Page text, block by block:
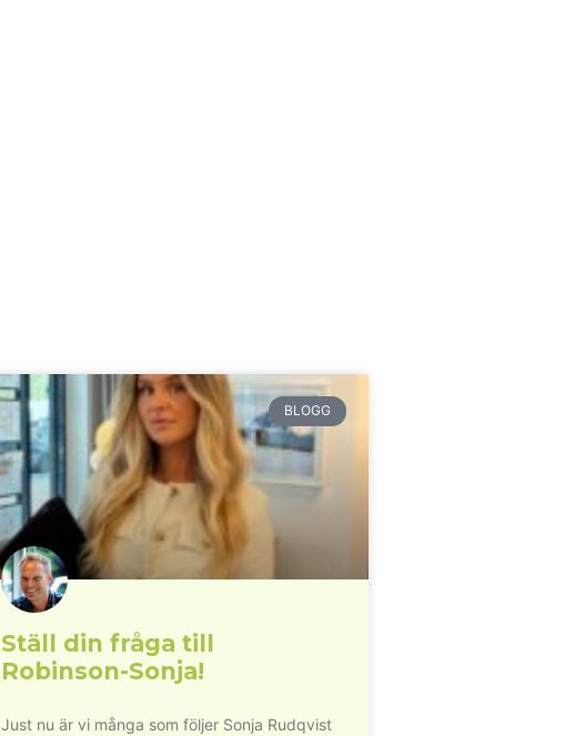
BLOGG
Ställ din fråga till
Robinson-Sonja!
Just nu är vi många som följer Sonja Rudqvist